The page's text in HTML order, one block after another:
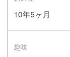
10年5ヶ月
趣味